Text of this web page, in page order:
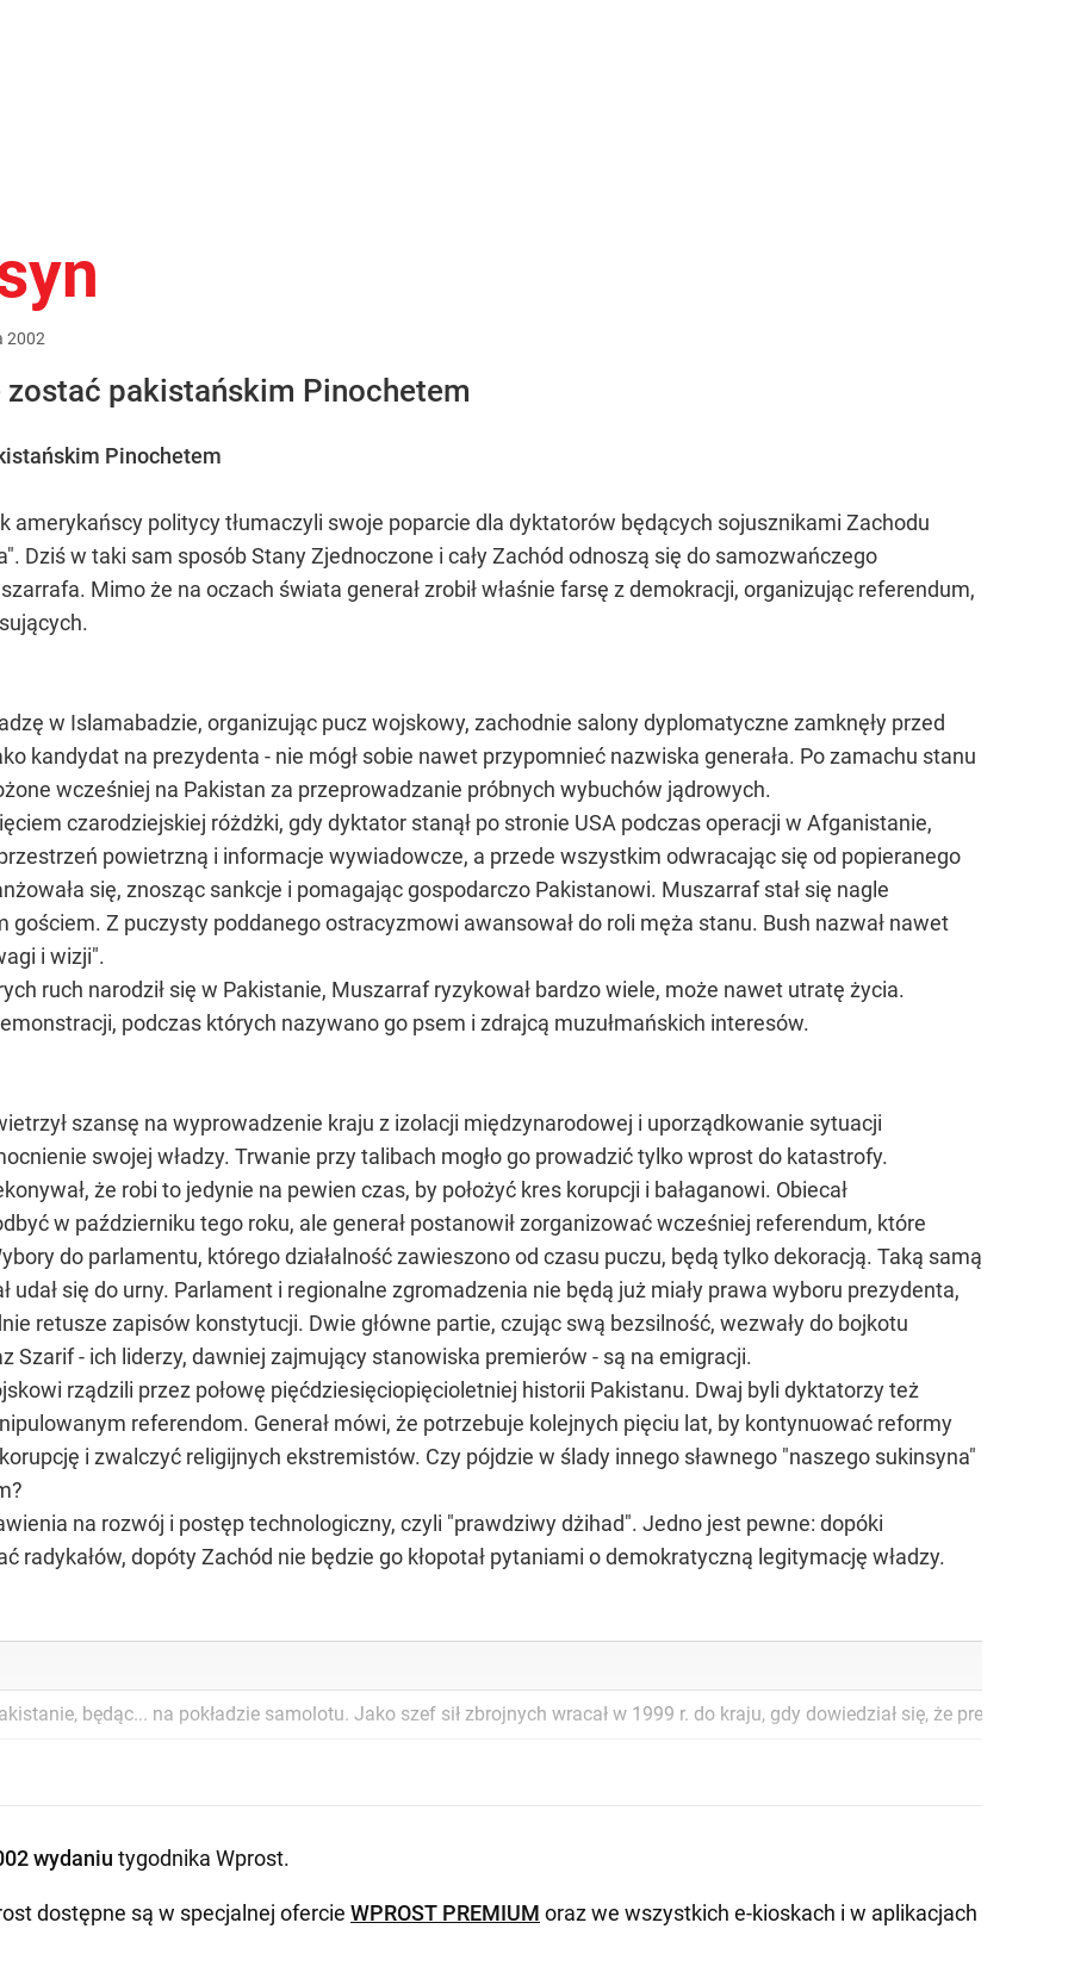
2002
zostać pakistańskim Pinochetem
Pinochetem
amerykańscy politycy tłumaczyli swoje poparcie dla dyktatorów będących sojusznikami Zachodu
Dziś w taki sam sposób Stany Zjednoczone i cały Zachód odnoszą się do samozwańczego
Mimo że na oczach świata generał zrobił właśnie farsę z demokracji, organizując referendum,
w Islamabadzie, organizując pucz wojskowy, zachodnie salony dyplomatyczne zamknęły przed
kandydat na prezydenta - nie mógł sobie nawet przypomnieć nazwiska generała. Po zamachu stanu
wcześniej na Pakistan za przeprowadzanie próbnych wybuchów jądrowych.
czarodziejskiej różdżki, gdy dyktator stanął po stronie USA podczas operacji w Afganistanie,
powietrzną i informacje wywiadowcze, a przede wszystkim odwracając się od popieranego
się, znosząc sankcje i pomagając gospodarczo Pakistanowi. Muszarraf stał się nagle
Z puczysty poddanego ostracyzmowi awansował do roli męża stanu. Bush nazwał nawet
i wizji".
ruch narodził się w Pakistanie, Muszarraf ryzykował bardzo wiele, może nawet utratę życia.
podczas których nazywano go psem i zdrajcą muzułmańskich interesów.
szansę na wyprowadzenie kraju z izolacji międzynarodowej i uporządkowanie sytuacji
swojej władzy. Trwanie przy talibach mogło go prowadzić tylko wprost do katastrofy.
że robi to jedynie na pewien czas, by położyć kres korupcji i bałaganowi. Obiecał
w październiku tego roku, ale generał postanowił zorganizować wcześniej referendum, które
do parlamentu, którego działalność zawieszono od czasu puczu, będą tylko dekoracją. Taką samą
udał się do urny. Parlament i regionalne zgromadzenia nie będą już miały prawa wyboru prezydenta,
retusze zapisów konstytucji. Dwie główne partie, czując swą bezsilność, wezwały do bojkotu
Szarif - ich liderzy, dawniej zajmujący stanowiska premierów - są na emigracji.
rządzili przez połowę pięćdziesięciopięcioletniej historii Pakistanu. Dwaj byli dyktatorzy też
referendom. Generał mówi, że potrzebuje kolejnych pięciu lat, by kontynuować reformy
i zwalczyć religijnych ekstremistów. Czy pójdzie w ślady innego sławnego "naszego sukinsyna"
na rozwój i postęp technologiczny, czyli "prawdziwy dżihad". Jedno jest pewne: dopóki
radykałów, dopóty Zachód nie będzie go kłopotał pytaniami o demokratyczną legitymację władzy.
będąc... na pokładzie samolotu. Jako szef sił zbrojnych wracał w 1999 r. do kraju, gdy dowiedział się, że
wydaniu tygodnika Wprost.
dostępne są w specjalnej ofercie WPROST PREMIUM oraz we wszystkich e-kioskach i w aplikacjach